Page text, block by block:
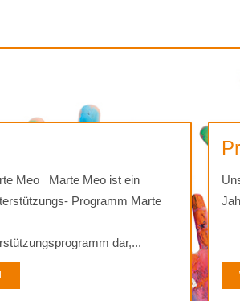
Meo Marte Meo ist ein
Programm Marte
dar,...